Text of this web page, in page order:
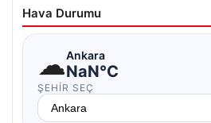
Hava Durumu
☁Ankara
NaN°C
ŞEHIR SEÇ